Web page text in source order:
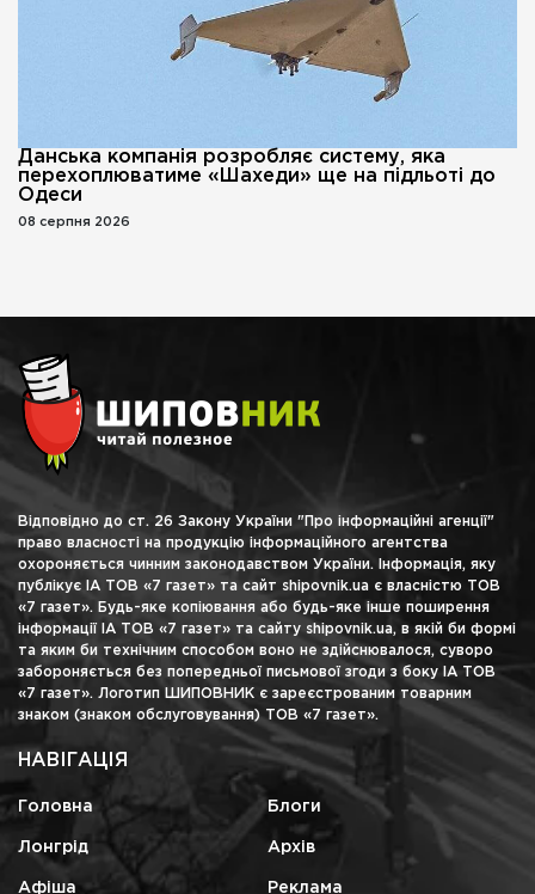
Данська компанія розробляє систему, яка
перехоплюватиме «Шахеди» ще на підльоті до
Одеси
08 серпня 2026
Відповідно до ст. 26 Закону України "Про інформаційні агенції"
право власності на продукцію інформаційного агентства
охороняється чинним законодавством України. Інформація, яку
публікує ІА ТОВ «7 газет» та сайт shipovnik.ua є власністю ТОВ
«7 газет». Будь-яке копіювання або будь-яке інше поширення
інформації ІА ТОВ «7 газет» та сайту shipovnik.ua, в якій би формі
та яким би технічним способом воно не здійснювалося, суворо
забороняється без попередньої письмової згоди з боку ІА ТОВ
«7 газет». Логотип ШИПОВНИК є зареєстрованим товарним
знаком (знаком обслуговування) ТОВ «7 газет».
НАВІГАЦІЯ
Головна Блоги
Лонгрід Архів
Афіша Реклама